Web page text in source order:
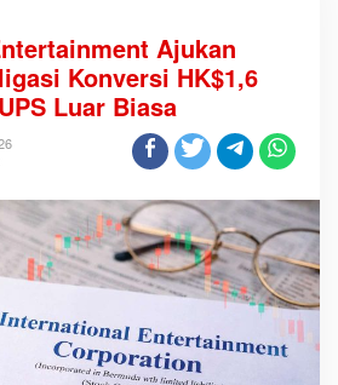
e
r
n
a
a
l
E
n
e
r
t
Ajukan
Konversi HK$1,6
Luar Biasa